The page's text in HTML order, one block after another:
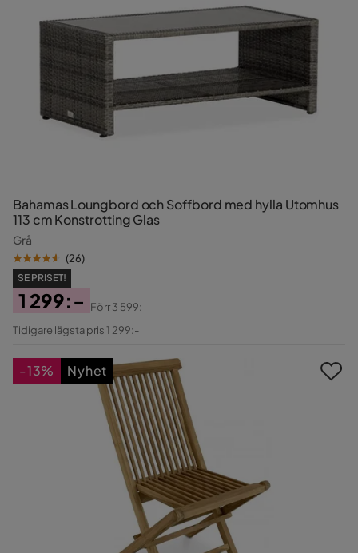
Bahamas Loungbord och Soffbord med hylla Utomhus
113 cm Konstrotting Glas
Grå
(26)
SE PRISET!
Pris
1 299:-
Original
Förr3 599:-
Tidigare lägsta pris 1 299:-
-13% Nyhet